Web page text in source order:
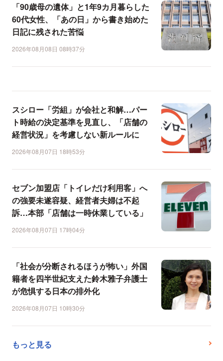
「90歳母の遺体」と1年9カ月暮らした
60代女性、「あの日」から書き始めた
日記に残された苦悩
2026年08月08日 08時37分
スシロー「労組」が会社と和解…パー
ト時給の決定基準を見直し、「店舗の
経営状況」を考慮しない新ルールに
2026年08月07日 18時53分
セブン加盟店「トイレだけ利用客」へ
の強要未遂容疑、経営者夫婦は不起
訴…本部「店舗は一時休業している」
2026年08月07日 17時04分
「社会が分断されるほうが怖い」外国
籍者を四半世紀支えた鈴木雅子弁護士
が危惧する日本の排外化
2026年08月07日 10時30分
もっと見る